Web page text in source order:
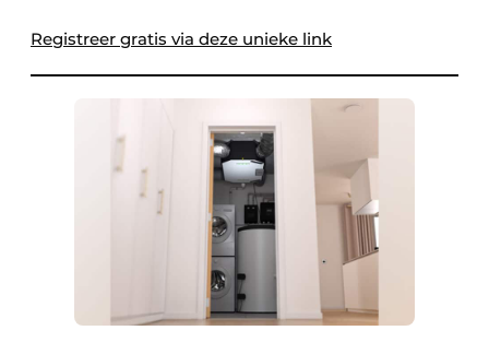
Veiligheid & Opleiding
Registreer gratis via deze unieke link